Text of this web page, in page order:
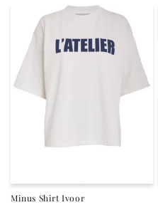
Minus Shirt Ivoor